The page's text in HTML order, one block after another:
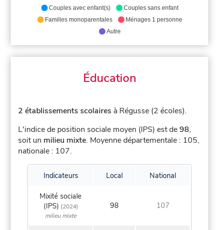
Couples avec enfant(s)
Couples sans enfant
Familles monoparentales
Ménages 1 personne
Autre
Éducation
2 établissements scolaires à Régusse (2 écoles).
L'indice de position sociale moyen (IPS) est de98,
soit un milieu mixte. Moyenne départementale : 105,
nationale : 107.
Indicateurs Local National
Mixité sociale
(IPS) (2024)
milieu mixte
98 107